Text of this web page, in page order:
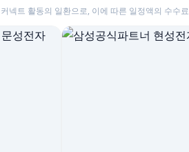
넥트 활동의 일환으로, 이에 따른 일정액의 수수